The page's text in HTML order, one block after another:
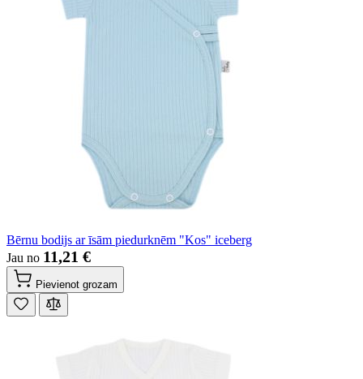
Bērnu bodijs ar īsām piedurknēm "Kos" iceberg
Jau no 11,21 €
Pievienot grozam